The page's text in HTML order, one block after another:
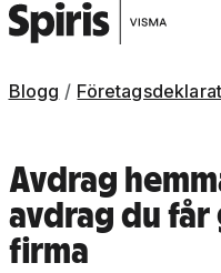
Blogg
Avdrag
avdrag du får
firma